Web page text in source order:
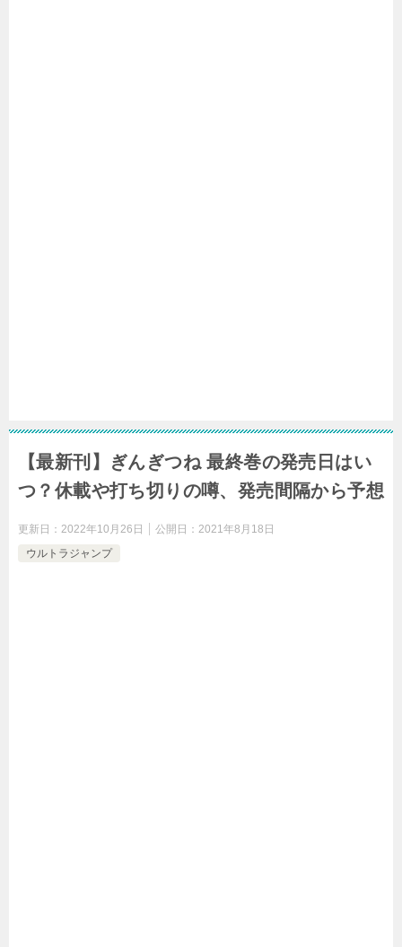
【最新刊】ぎんぎつね 最終巻の発売日はい
つ？休載や打ち切りの噂、発売間隔から予想
更新日： 2022年10月26日 公開日： 2021年8月18日
ウルトラジャンプ